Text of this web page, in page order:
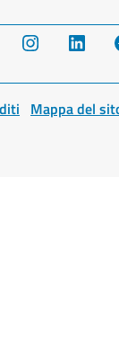
YouTube Instagram
Mappa del